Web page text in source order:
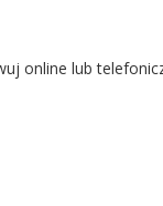
online lub